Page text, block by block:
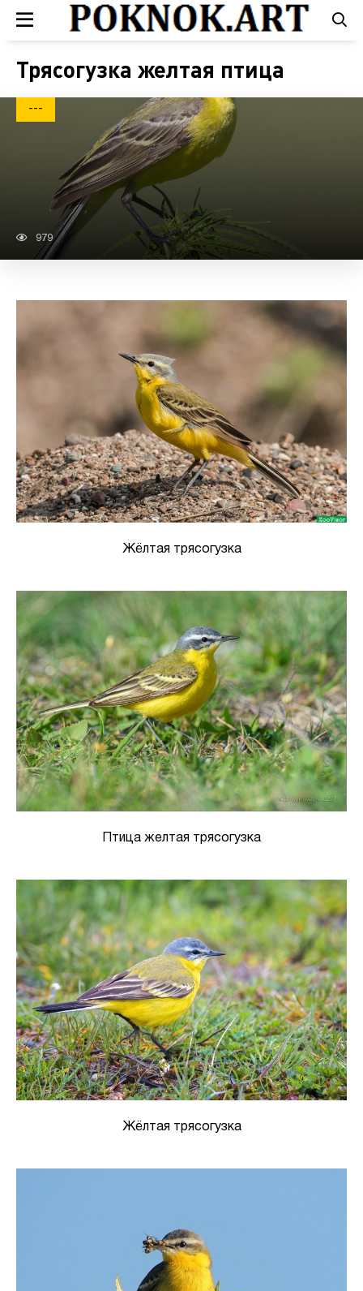
Трясогузка желтая птица
---
979
Жёлтая трясогузка
Птица желтая трясогузка
Жёлтая трясогузка